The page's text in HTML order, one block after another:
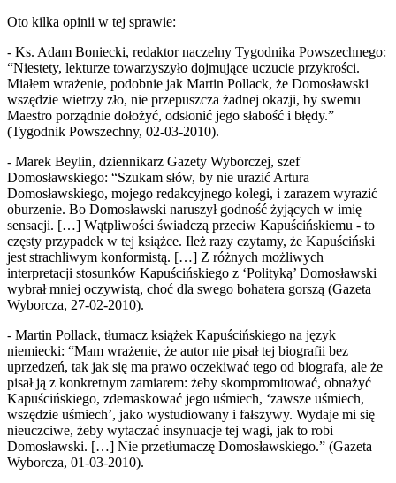
Oto kilka opinii w tej sprawie:
- Ks. Adam Boniecki, redaktor naczelny Tygodnika Powszechnego:
“Niestety, lekturze towarzyszyło dojmujące uczucie przykrości.
Miałem wrażenie, podobnie jak Martin Pollack, że Domosławski
wszędzie wietrzy zło, nie przepuszcza żadnej okazji, by swemu
Maestro porządnie dołożyć, odsłonić jego słabość i błędy.”
(Tygodnik Powszechny, 02-03-2010).
- Marek Beylin, dziennikarz Gazety Wyborczej, szef
Domosławskiego: “Szukam słów, by nie urazić Artura
Domosławskiego, mojego redakcyjnego kolegi, i zarazem wyrazić
oburzenie. Bo Domosławski naruszył godność żyjących w imię
sensacji. […] Wątpliwości świadczą przeciw Kapuścińskiemu - to
częsty przypadek w tej książce. Ileż razy czytamy, że Kapuściński
jest strachliwym konformistą. […] Z różnych możliwych
interpretacji stosunków Kapuścińskiego z ‘Polityką’ Domosławski
wybrał mniej oczywistą, choć dla swego bohatera gorszą (Gazeta
Wyborcza, 27-02-2010).
- Martin Pollack, tłumacz książek Kapuścińskiego na język
niemiecki: “Mam wrażenie, że autor nie pisał tej biografii bez
uprzedzeń, tak jak się ma prawo oczekiwać tego od biografa, ale że
pisał ją z konkretnym zamiarem: żeby skompromitować, obnażyć
Kapuścińskiego, zdemaskować jego uśmiech, ‘zawsze uśmiech,
wszędzie uśmiech’, jako wystudiowany i fałszywy. Wydaje mi się
nieuczciwe, żeby wytaczać insynuacje tej wagi, jak to robi
Domosławski. […] Nie przetłumaczę Domosławskiego.” (Gazeta
Wyborcza, 01-03-2010).